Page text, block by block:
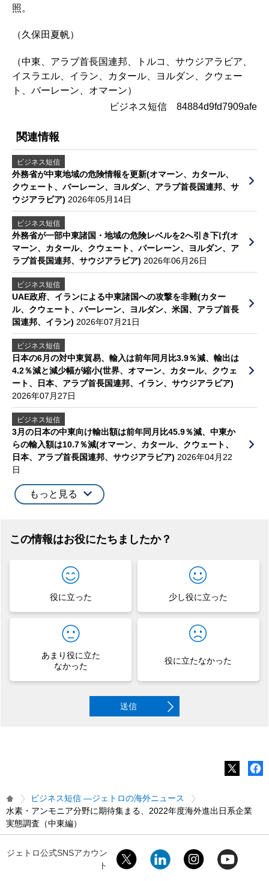
照。
（久保田夏帆）
（中東、アラブ首長国連邦、トルコ、サウジアラビア、
イスラエル、イラン、カタール、ヨルダン、クウェー
ト、バーレーン、オマーン）
ビジネス短信 84884d9fd7909afe
関連情報
ビジネス短信
外務省が中東地域の危険情報を更新(オマーン、カタール、
クウェート、バーレーン、ヨルダン、アラブ首長国連邦、サ
ウジアラビア) 2026年05月14日
ビジネス短信
外務省が一部中東諸国・地域の危険レベルを2へ引き下げ(オ
マーン、カタール、クウェート、バーレーン、ヨルダン、ア
ラブ首長国連邦、サウジアラビア) 2026年06月26日
ビジネス短信
UAE政府、イランによる中東諸国への攻撃を非難(カター
ル、クウェート、バーレーン、ヨルダン、米国、アラブ首長
国連邦、イラン) 2026年07月21日
ビジネス短信
日本の6月の対中東貿易、輸入は前年同月比3.9％減、輸出は
4.2％減と減少幅が縮小(世界、オマーン、カタール、クウェ
ート、日本、アラブ首長国連邦、イラン、サウジアラビア)
2026年07月27日
ビジネス短信
3月の日本の中東向け輸出額は前年同月比45.9％減、中東か
らの輸入額は10.7％減(オマーン、カタール、クウェート、
日本、アラブ首長国連邦、サウジアラビア) 2026年04月22
日
もっと見る
この情報はお役にたちましたか？
役に立った 少し役に立った
あまり役に立た
なかった
役に立たなかった
送信
ビジネス短信 ―ジェトロの海外ニュース
水素・アンモニア分野に期待集まる、2022年度海外進出日系企業
実態調査（中東編）
ジェトロ公式SNSアカウン
ト